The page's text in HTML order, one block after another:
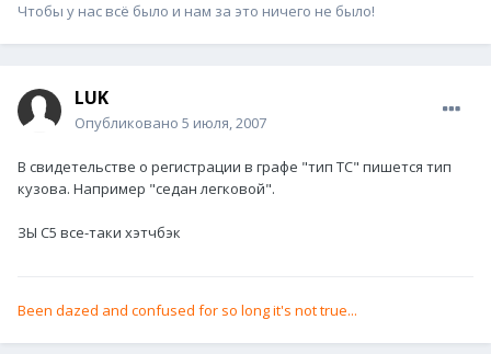
Чтобы у нас всё было и нам за это ничего не было!
LUK
Опубликовано 5 июля, 2007
В свидетельстве о регистрации в графе "тип ТС" пишется тип
кузова. Например "седан легковой".
ЗЫ С5 все-таки хэтчбэк
Been dazed and confused for so long it's not true...